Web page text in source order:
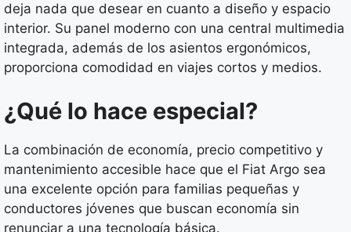
deja nada que desear en cuanto a diseño y espacio
interior. Su panel moderno con una central multimedia
integrada, además de los asientos ergonómicos,
proporciona comodidad en viajes cortos y medios.
¿Qué lo hace especial?
La combinación de economía, precio competitivo y
mantenimiento accesible hace que el Fiat Argo sea
una excelente opción para familias pequeñas y
conductores jóvenes que buscan economía sin
renunciar a una tecnología básica.